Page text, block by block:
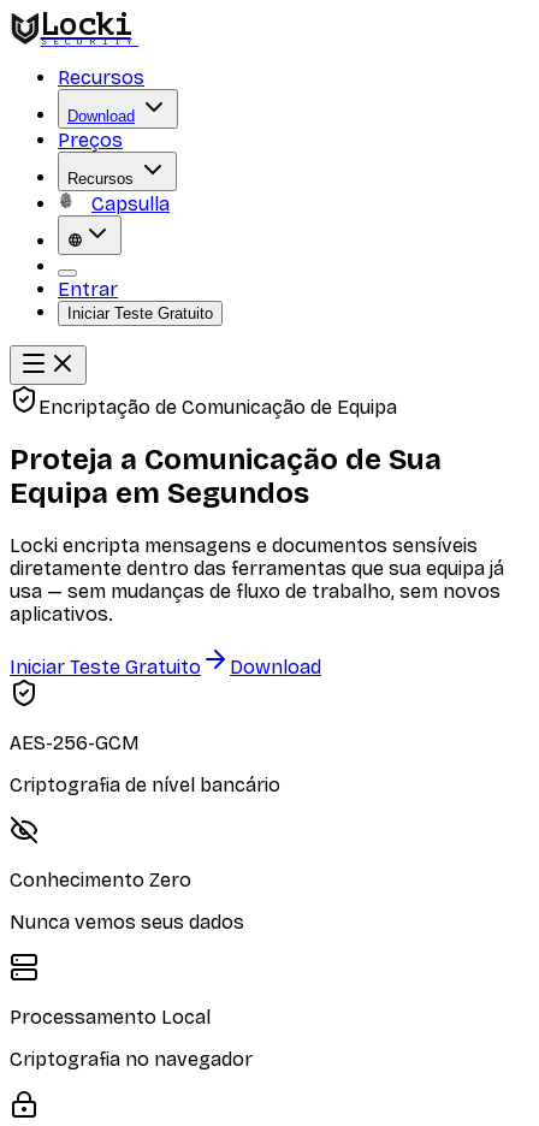
Locki
SECURITY
Recursos
Download
Preços
Recursos
Capsulla
Entrar
Iniciar Teste Gratuito
Encriptação de Comunicação de Equipa
Proteja a Comunicação de Sua
Equipa em Segundos
Locki encripta mensagens e documentos sensíveis
diretamente dentro das ferramentas que sua equipa já
usa — sem mudanças de fluxo de trabalho, sem novos
aplicativos.
Iniciar Teste Gratuito Download
AES-256-GCM
Criptografia de nível bancário
Conhecimento Zero
Nunca vemos seus dados
Processamento Local
Criptografia no navegador